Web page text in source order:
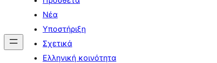
Νέα
Υποστήριξη
Σχετικά
Ελληνική κοινότητα